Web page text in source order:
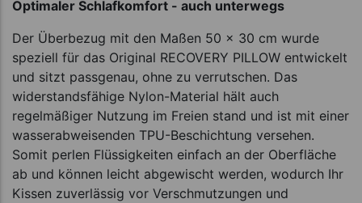
Optimaler Schlafkomfort - auch unterwegs
Der Überbezug mit den Maßen 50 x 30 cm wurde
speziell für das Original RECOVERY PILLOW entwickelt
und sitzt passgenau, ohne zu verrutschen. Das
widerstandsfähige Nylon-Material hält auch
regelmäßiger Nutzung im Freien stand und ist mit einer
wasserabweisenden TPU-Beschichtung versehen.
Somit perlen Flüssigkeiten einfach an der Oberfläche
ab und können leicht abgewischt werden, wodurch Ihr
Kissen zuverlässig vor Verschmutzungen und